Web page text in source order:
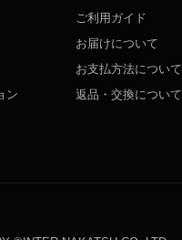
ン
ご利用ガイド
お届けについて
お支払方法について
返品・交換について